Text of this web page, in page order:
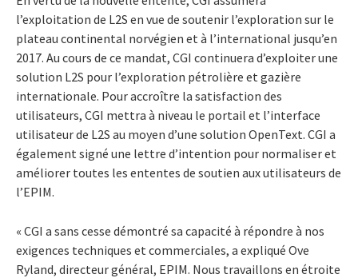
l’exploitation de L2S en vue de soutenir l’exploration sur le
plateau continental norvégien et à l’international jusqu’en
2017. Au cours de ce mandat, CGI continuera d’exploiter une
solution L2S pour l’exploration pétrolière et gazière
internationale. Pour accroître la satisfaction des
utilisateurs, CGI mettra à niveau le portail et l’interface
utilisateur de L2S au moyen d’une solution OpenText. CGI a
également signé une lettre d’intention pour normaliser et
améliorer toutes les ententes de soutien aux utilisateurs de
l’EPIM.
« CGI a sans cesse démontré sa capacité à répondre à nos
exigences techniques et commerciales, a expliqué Ove
Ryland, directeur général, EPIM. Nous travaillons en étroite